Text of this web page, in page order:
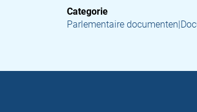
Categorie
Parlementaire